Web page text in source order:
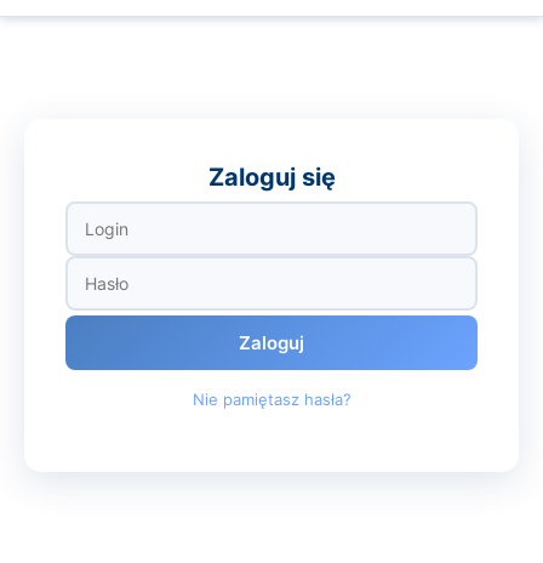
Zaloguj się
Zaloguj
Nie pamiętasz hasła?